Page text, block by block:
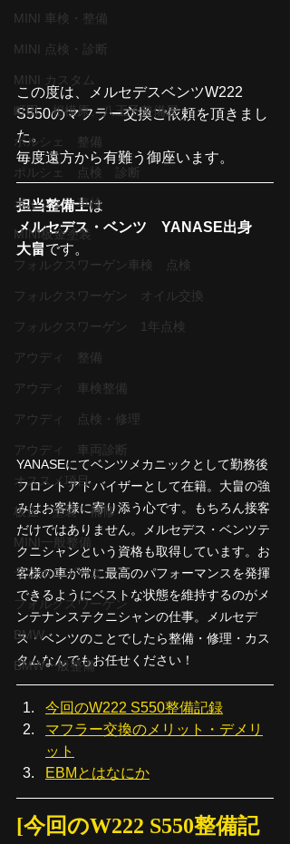
MINI 車検・整備
MINI 点検・診断
MINI カスタム
町田、相模原、八王子整備屋
ポルシェ 整備
ポルシェ 点検 診断
ポルシェ 車検
MINI板金塗装
フォルクスワーゲン車検 点検
フォルクスワーゲン オイル交換
フォルクスワーゲン 1年点検
アウディ 整備
アウディ 車検整備
アウディ 点検・修理
アウディ 車両診断
オススメ項目
板金・塗装・補修
MINI一般整備
ランボルギーニ
フォルクスワーゲン
BMW
BMW一般整備
この度は、メルセデスベンツW222
S550のマフラー交換ご依頼を頂きまし
た。
毎度遠方から有難う御座います。
担当整備士は
メルセデス・ベンツ　YANASE出身
大畠です。
YANASEにてベンツメカニックとして勤務後
フロントアドバイザーとして在籍。大畠の強
みはお客様に寄り添う心です。もちろん接客
だけではありません。メルセデス・ベンツテ
クニシャンという資格も取得しています。お
客様の車が常に最高のパフォーマンスを発揮
できるようにベストな状態を維持するのがメ
ンテナンステクニシャンの仕事。メルセデ
ス・ベンツのことでしたら整備・修理・カス
タムなんでもお任せください！
今回のW222 S550整備記録
マフラー交換のメリット・デメリ
ット
EBMとはなにか
[今回のW222 S550整備記